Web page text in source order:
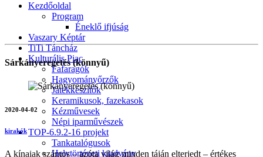
Kezdőoldal
Program
Éneklő ifjúság
Vaszary Képtár
TiTi Táncház
Kulturális Piac
Fafaragók
Hagyományőrzők
Játékkészítők
Keramikusok, fazekasok
Kézművesek
Népi iparművészek
TOP-6.9.2-16 projekt
Tankatalógusok
Helytörténeti kiadvány
Sárkányeregetés (könnyű)
2020-04-02
kirakók
A kínaiak számos – azóta világ minden táján elterjedt – értékes